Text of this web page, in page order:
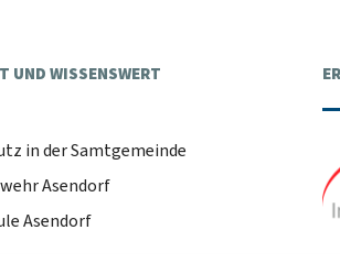
UND WISSENSWERT
in der Samtgemeinde
Asendorf
Asendorf